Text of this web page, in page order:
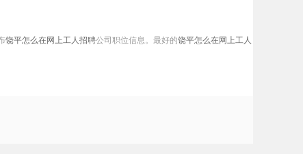
饶平怎么在网上工人招聘公司职位信息。最好的饶平怎么在网上工人